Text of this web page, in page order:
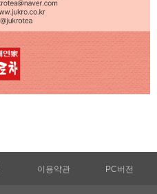
이용약관 PC버전